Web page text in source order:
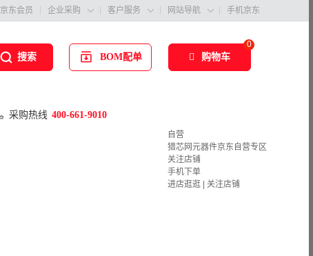
京东会员 企业采购  客户服务  网站导航  手机京东
搜索 BOM配单
0
购物车
采购热线 400-661-9010
自营
猎芯网元器件京东自营专区
关注店铺
手机下单
进店逛逛
关注店铺